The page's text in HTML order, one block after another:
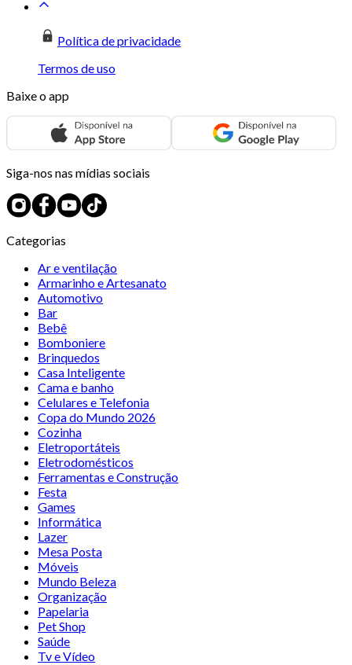
Política de privacidade
Termos de uso
Baixe o app
Siga-nos nas mídias sociais
Categorias
Ar e ventilação
Armarinho e Artesanato
Automotivo
Bar
Bebê
Bomboniere
Brinquedos
Casa Inteligente
Cama e banho
Celulares e Telefonia
Copa do Mundo 2026
Cozinha
Eletroportáteis
Eletrodomésticos
Ferramentas e Construção
Festa
Games
Informática
Lazer
Mesa Posta
Móveis
Mundo Beleza
Organização
Papelaria
Pet Shop
Saúde
Tv e Vídeo